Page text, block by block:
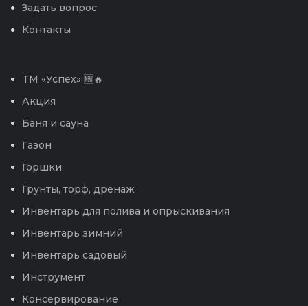
Задать вопрос
Контакты
TM «Успех» 🆕🔥
Акция
Баня и сауна
Газон
Горшки
Грунты, торф, дренаж
Инвентарь для полива и опрыскивания
Инвентарь зимний
Инвентарь садовый
Инструмент
Консервирование